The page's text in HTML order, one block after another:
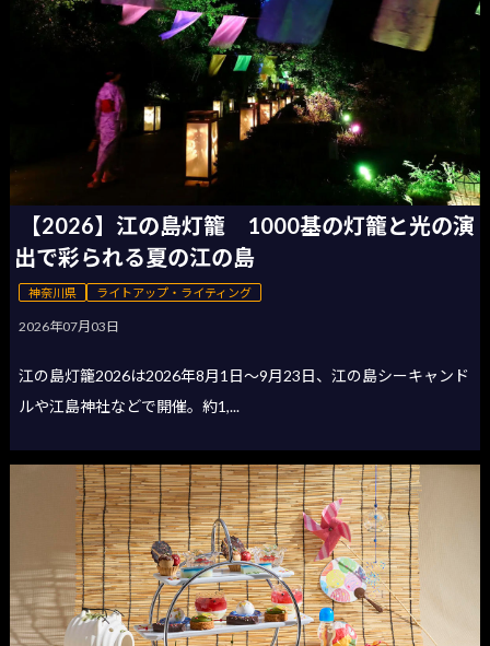
【2026】江の島灯籠 1000基の灯籠と光の演
出で彩られる夏の江の島
神奈川県 ライトアップ・ライティング
2026年07月03日
江の島灯籠2026は2026年8月1日〜9月23日、江の島シーキャンド
ルや江島神社などで開催。約1,...